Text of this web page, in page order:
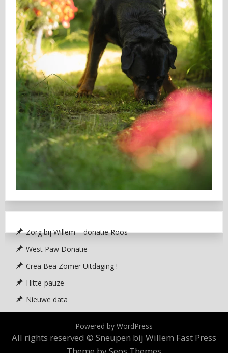
Zorg bij Willem – donatie Roos
West Paw Donatie
Crea Bea Zomer Uitdaging !
Hitte-pauze
Nieuwe data
Powered by WordPress
All rights reserved © Sneupen bij Willem Fast Press